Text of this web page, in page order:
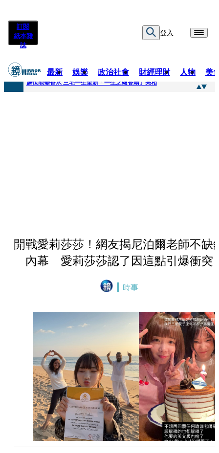
訂閱
紙本雜
誌
登入
最新 娛樂 政治社會 財經理財 人物 美
快訊
鹽也能變香水 三宅一生全新「一生之鹽香精」亮相
開戰愛莉莎莎！網友揭尼泊爾老師不缺
內幕 愛莉莎莎認了因這點引爆衝突
時事